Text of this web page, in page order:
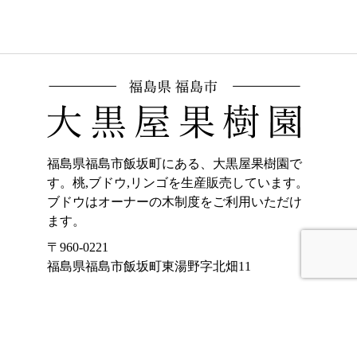
福島県福島市飯坂町にある、大黒屋果樹園で
す。桃,ブドウ,リンゴを生産販売しています。
ブドウはオーナーの木制度をご利用いただけ
ます。
〒960-0221
福島県福島市飯坂町東湯野字北畑11